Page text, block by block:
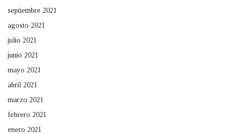
septiembre 2021
agosto 2021
julio 2021
junio 2021
mayo 2021
abril 2021
marzo 2021
febrero 2021
enero 2021